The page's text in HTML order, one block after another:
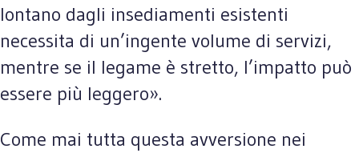
lontano dagli insediamenti esistenti
necessita di un’ingente volume di servizi,
mentre se il legame è stretto, l’impatto può
essere più leggero».
Come mai tutta questa avversione nei